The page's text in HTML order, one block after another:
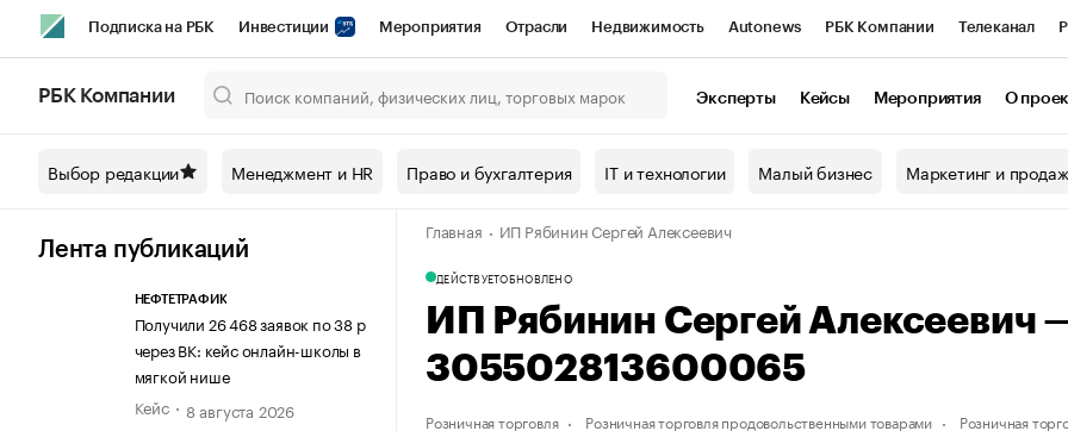
Подписка на РБК Инвестиции Мероприятия Отрасли Недвижимость Autonews РБК Компании Телеканал
Спецпроекты СПб Конференции СПб Спецпроекты Проверка контрагентов
Технологии и медиа Рынок наличной валюты
РБК Компании Эксперты Кейсы Мероприятия О
Выбор редакции Менеджмент и HR Право и бухгалтерия IT и технологии Малый бизнес Маркетинг и
Лента публикаций
НЕФТЕТРАФИК
Получили 26 468 заявок по 38 р
через ВК: кейс онлайн-школы в
мягкой нише
Кейс
8 августа 2026
Главная ИП Рябинин Сергей Алексеевич
ДЕЙСТВУЕТОБНОВЛЕНО
ИП Рябинин Сергей
305502813600065
Розничная торговля Розничная торговля продовольственными товарами Розничная